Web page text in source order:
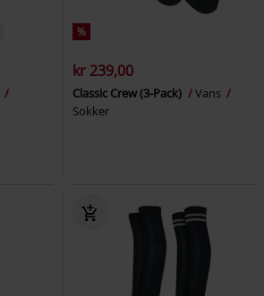
%
kr 239,00
Classic Crew (3-Pack)
Vans
Sokker